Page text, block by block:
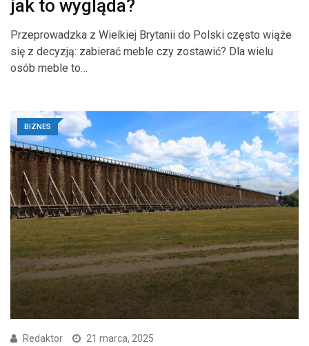
jak to wygląda?
Przeprowadzka z Wielkiej Brytanii do Polski często wiąże
się z decyzją: zabierać meble czy zostawić? Dla wielu
osób meble to…
BIZNES
Redaktor 21 marca, 2025